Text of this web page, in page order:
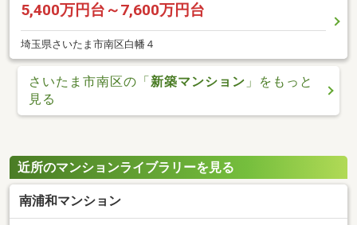
5,400万円台～7,600万円台
埼玉県さいたま市南区白幡４
さいたま市南区の「新築マンション 」をもっと
見る
近所のマンションライブラリーを見る
南浦和マンション